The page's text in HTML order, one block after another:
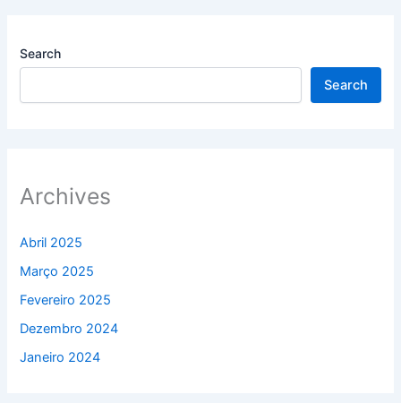
Search
Search
Archives
Abril 2025
Março 2025
Fevereiro 2025
Dezembro 2024
Janeiro 2024